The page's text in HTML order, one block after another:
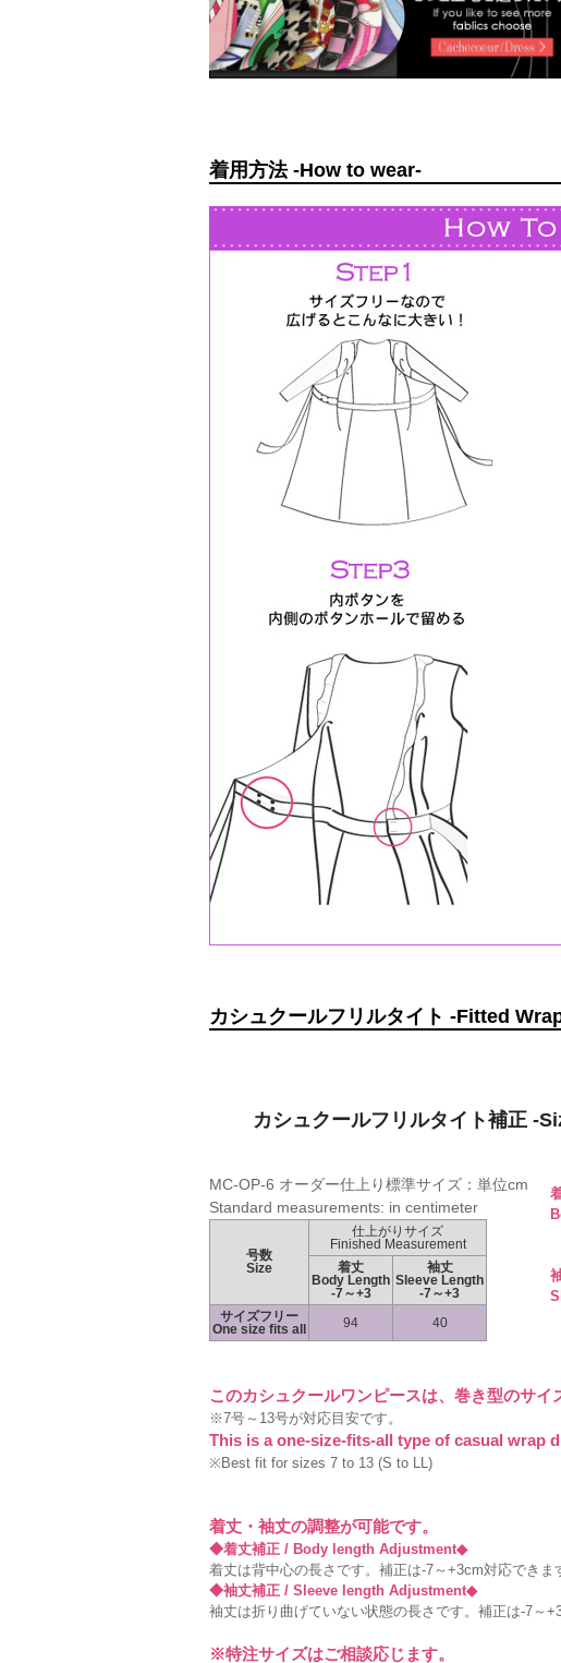
着用方法 -How to wear-
カシュクールフリルタイト -Fitted
カシュクールフリルタイト補正 -
MC-OP-6 オーダー仕上り標準サイズ：単位cm
Standard measurements: in centimeter
号数
Size
仕上がりサイズ
Finished Measurement
着丈
Body Length
-7～+3
袖丈
Sleeve Length
-7～+3
サイズフリー
One size fits all
94 40
このカシュクールワンピースは、巻き型のサイ
※7号～13号が対応目安です。
This is a one-size-fits-all type of casual wrap
※Best fit for sizes 7 to 13 (S to LL)
着丈・袖丈の調整が可能です。
◆着丈補正 / Body length Adjustment◆
着丈は背中心の長さです。補正は-7～+3cm対応できま
◆袖丈補正 / Sleeve length Adjustment◆
袖丈は折り曲げていない状態の長さです。補正は-7～
※特注サイズはご相談応じます。